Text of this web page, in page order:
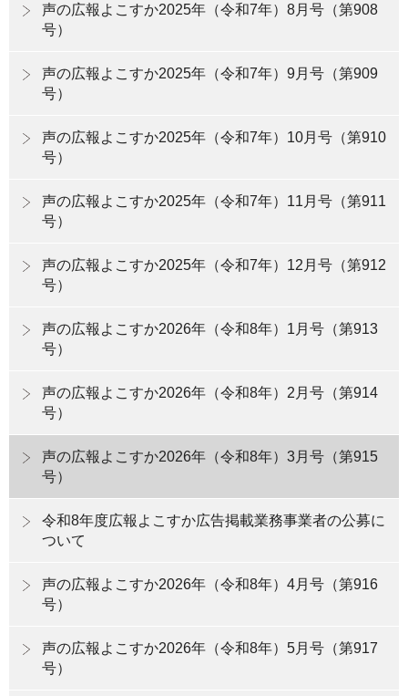
声の広報よこすか2025年（令和7年）8月号（第908
号）
声の広報よこすか2025年（令和7年）9月号（第909
号）
声の広報よこすか2025年（令和7年）10月号（第910
号）
声の広報よこすか2025年（令和7年）11月号（第911
号）
声の広報よこすか2025年（令和7年）12月号（第912
号）
声の広報よこすか2026年（令和8年）1月号（第913
号）
声の広報よこすか2026年（令和8年）2月号（第914
号）
声の広報よこすか2026年（令和8年）3月号（第915
号）
令和8年度広報よこすか広告掲載業務事業者の公募に
ついて
声の広報よこすか2026年（令和8年）4月号（第916
号）
声の広報よこすか2026年（令和8年）5月号（第917
号）